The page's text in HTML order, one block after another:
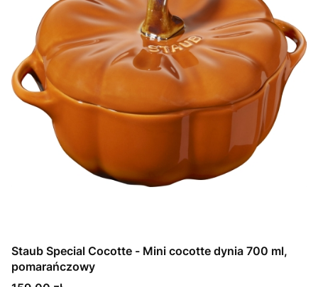
Staub Special Cocotte - Mini cocotte dynia 700 ml,
pomarańczowy